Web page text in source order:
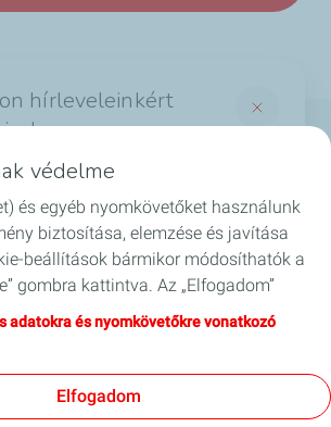
hírleveleinkért
legérdekesebb hírekről a
világából
commercial information by
védelme
és egyéb nyomkövetőket használunk
biztosítása, elemzése és javítása
beállítások bármikor módosíthatók a
gombra kattintva. Az „Elfogadom”
valamennyi cookie
az „Elutasítom” gombra kattint,
használjuk. További információkért
adatokra és nyomkövetőkre
adatokra és nyomkövetőkre vonatkozó
Elfogadom